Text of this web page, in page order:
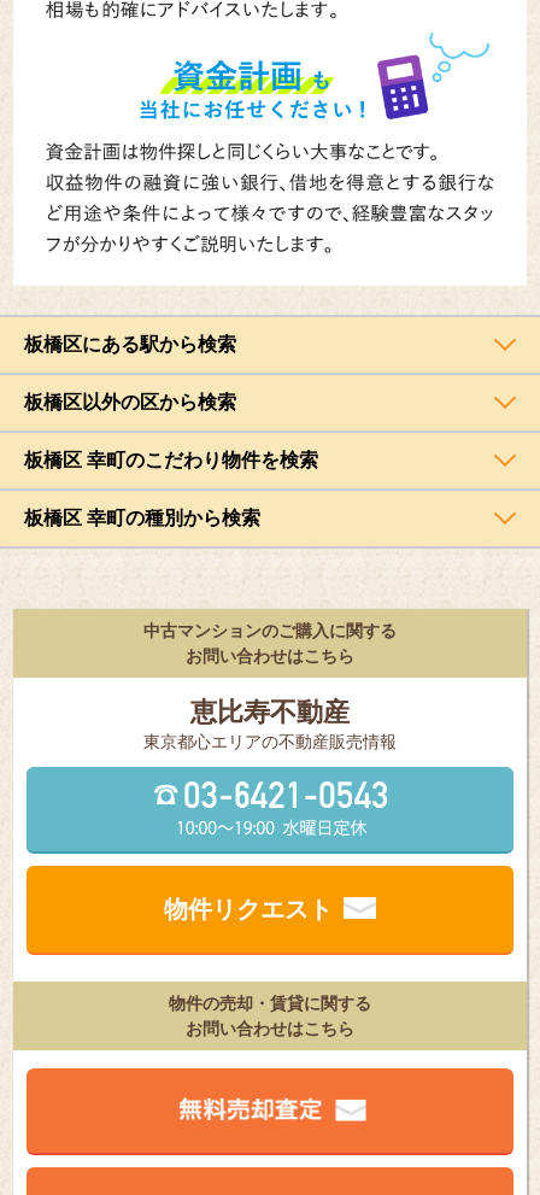
板橋区にある駅から検索
板橋区以外の区から検索
板橋区 幸町のこだわり物件を検索
板橋区 幸町の種別から検索
中古マンションのご購入に関する
お問い合わせはこちら
恵比寿不動産
東京都⼼エリアの不動産販売情報
物件リクエスト
物件の売却・賃貸に関する
お問い合わせはこちら